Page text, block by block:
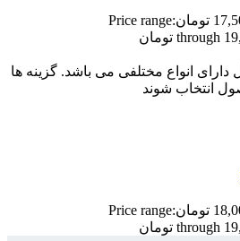
تومانPrice range:
دارای انواع مختلفی می باشد. گزینه ها
انتخاب شوند
تومانPrice range: